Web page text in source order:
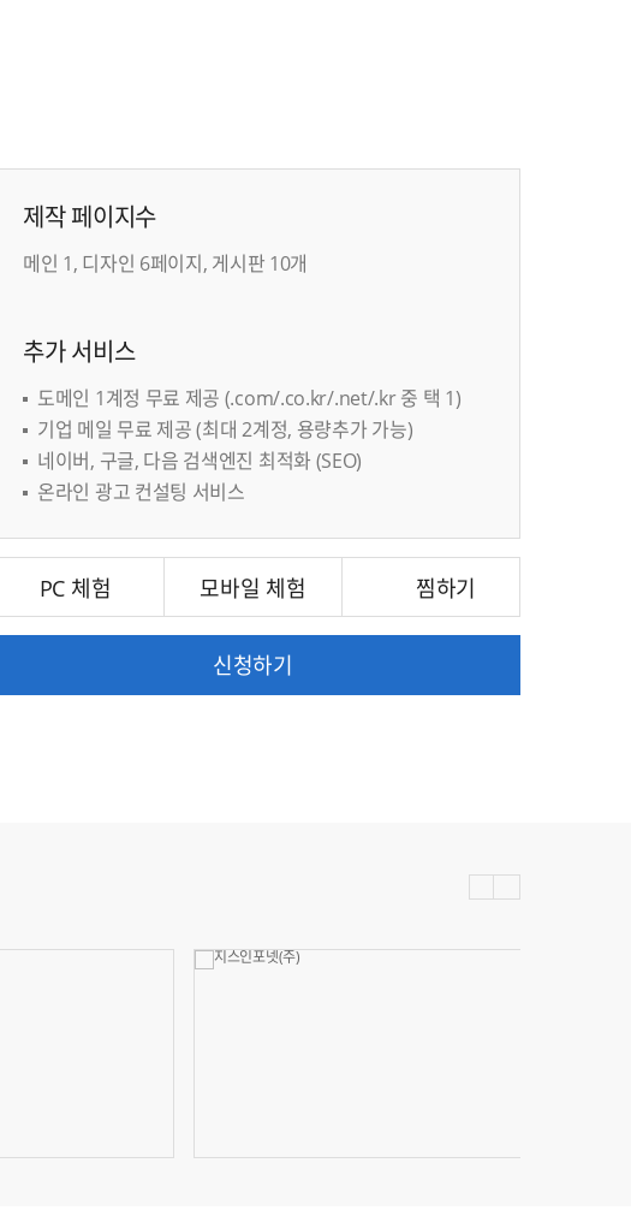
제작 페이지수
메인 1, 디자인 6페이지, 게시판 10개
추가 서비스
도메인 1계정 무료 제공 (.com/.co.kr/.net/.kr 중 택 1)
기업 메일 무료 제공 (최대 2계정, 용량추가 가능)
네이버, 구글, 다음 검색엔진 최적화 (SEO)
온라인 광고 컨설팅 서비스
PC 체험 모바일 체험
신청하기